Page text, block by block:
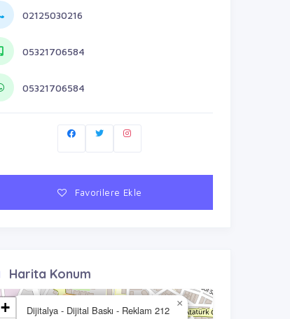
02125030216
05321706584
05321706584
Favorilere Ekle
Harita Konum
Dijitalya - Dijital Baskı - Reklam 212
×
+